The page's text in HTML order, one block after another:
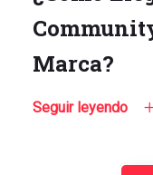
Marca?
Seguir leyendo